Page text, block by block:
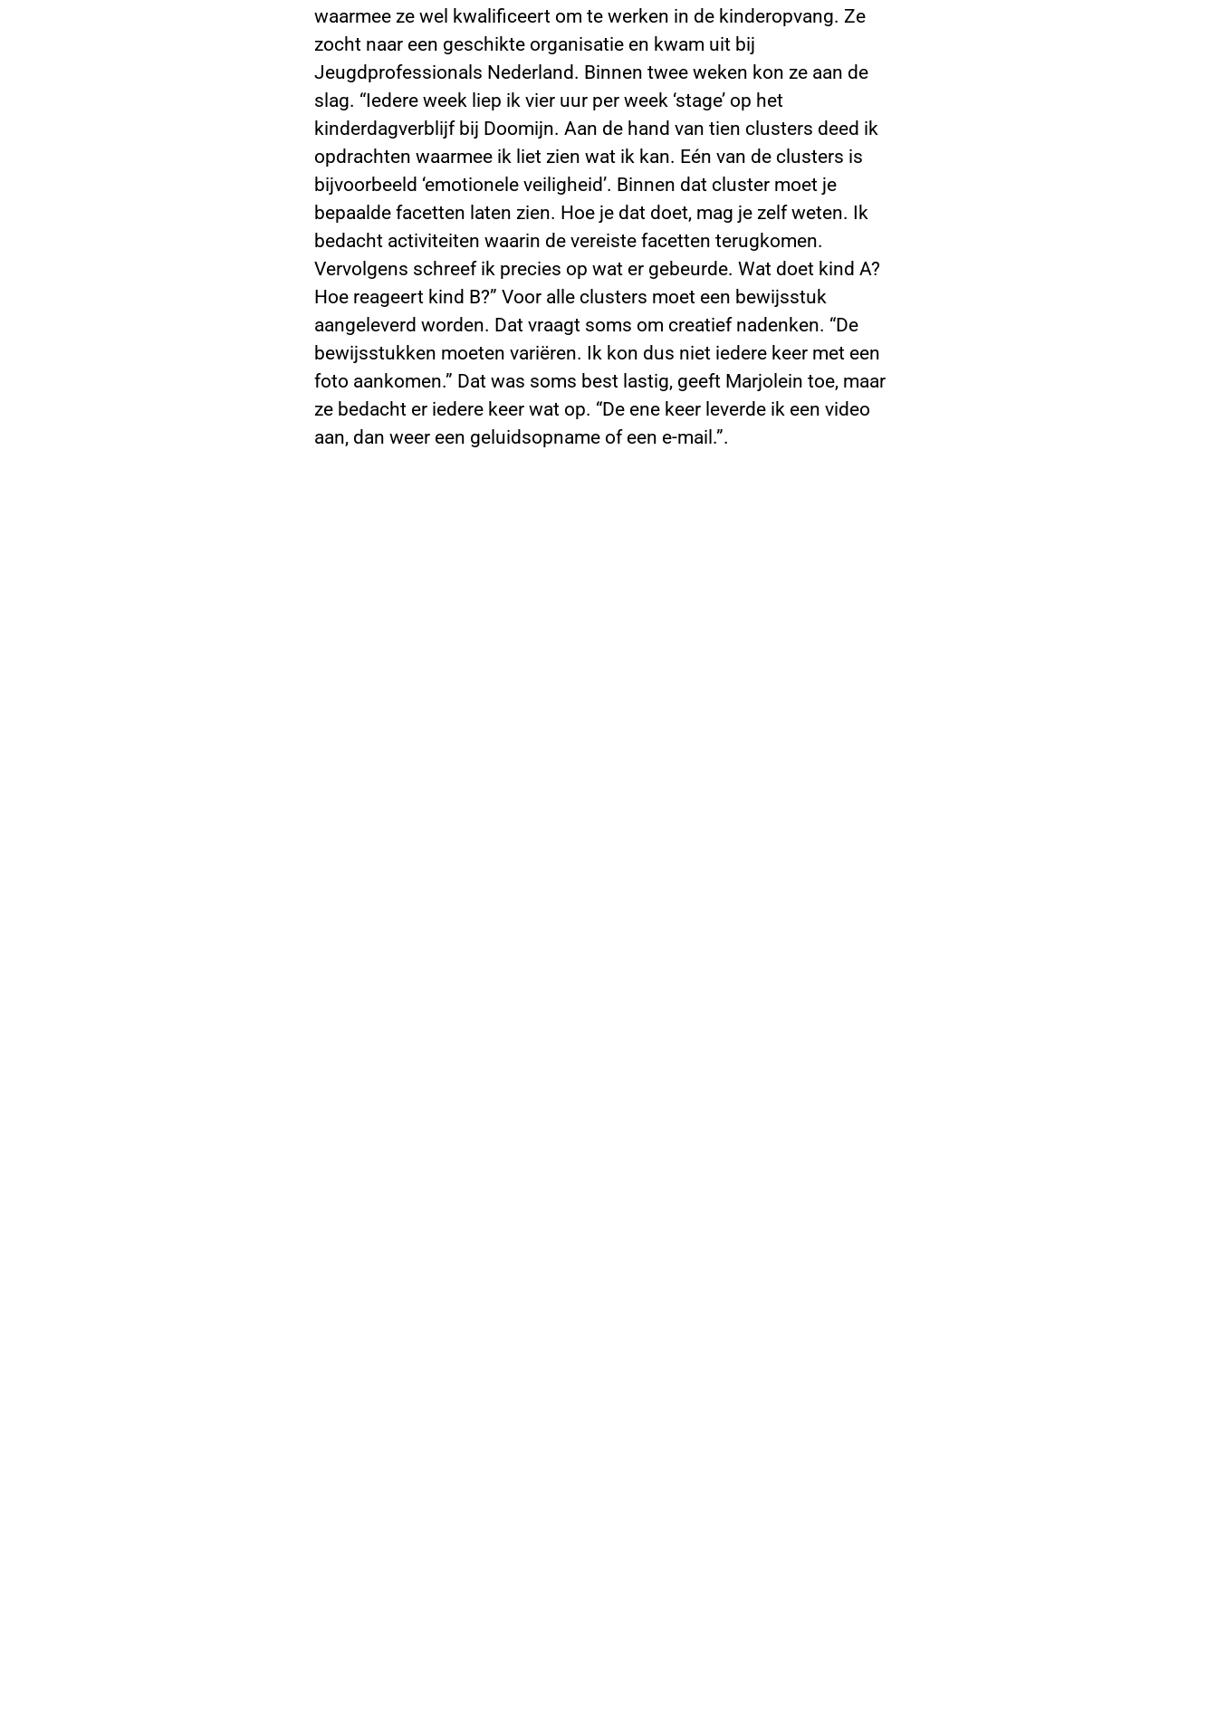
waarmee ze wel kwalificeert om te werken in de kinderopvang. Ze
zocht naar een geschikte organisatie en kwam uit bij
Jeugdprofessionals Nederland. Binnen twee weken kon ze aan de
slag. “Iedere week liep ik vier uur per week ‘stage’ op het
kinderdagverblijf bij Doomijn. Aan de hand van tien clusters deed ik
opdrachten waarmee ik liet zien wat ik kan. Eén van de clusters is
bijvoorbeeld ‘emotionele veiligheid’. Binnen dat cluster moet je
bepaalde facetten laten zien. Hoe je dat doet, mag je zelf weten. Ik
bedacht activiteiten waarin de vereiste facetten terugkomen.
Vervolgens schreef ik precies op wat er gebeurde. Wat doet kind A?
Hoe reageert kind B?” Voor alle clusters moet een bewijsstuk
aangeleverd worden. Dat vraagt soms om creatief nadenken. “De
bewijsstukken moeten variëren. Ik kon dus niet iedere keer met een
foto aankomen.” Dat was soms best lastig, geeft Marjolein toe, maar
ze bedacht er iedere keer wat op. “De ene keer leverde ik een video
aan, dan weer een geluidsopname of een e-mail.”.